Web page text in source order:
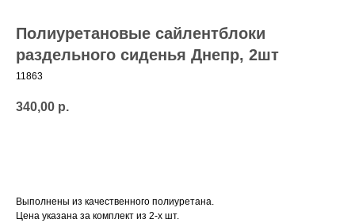
Полиуретановые сайлентблоки
раздельного сиденья Днепр, 2шт
11863
340,00 р.
Выполнены из качественного полиуретана.
Цена указана за комплект из 2-х шт.